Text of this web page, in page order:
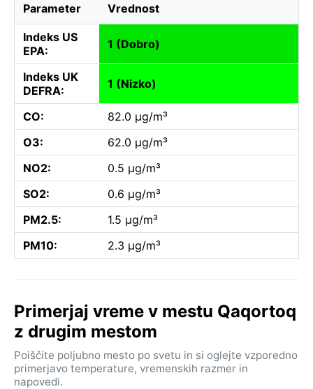
Parameter Vrednost
Indeks US
EPA:
1 (Dobro)
Indeks UK
DEFRA:
1 (Nizko)
CO:
82.0 µg/m³
O3:
62.0 µg/m³
NO2:
0.5 µg/m³
SO2:
0.6 µg/m³
PM2.5:
1.5 µg/m³
PM10:
2.3 µg/m³
Primerjaj vreme v mestu Qaqortoq
z drugim mestom
Poiščite poljubno mesto po svetu in si oglejte vzporedno
primerjavo temperature, vremenskih razmer in
napovedi.